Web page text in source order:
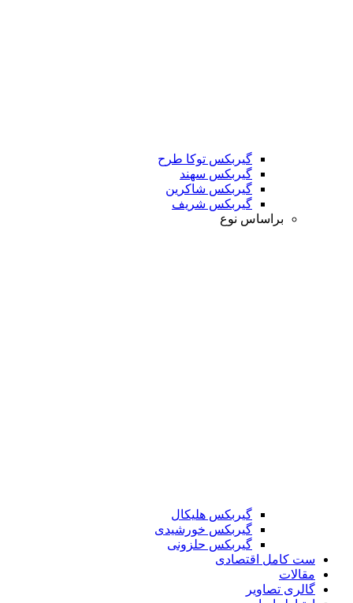
گیربکس توکا طرح
گیربکس سهند
گیربکس شاکرین
گیربکس شریف
براساس نوع
گیربکس هلیکال
گیربکس خورشیدی
گیربکس حلزونی
ست کامل اقتصادی
مقالات
گالری تصاویر